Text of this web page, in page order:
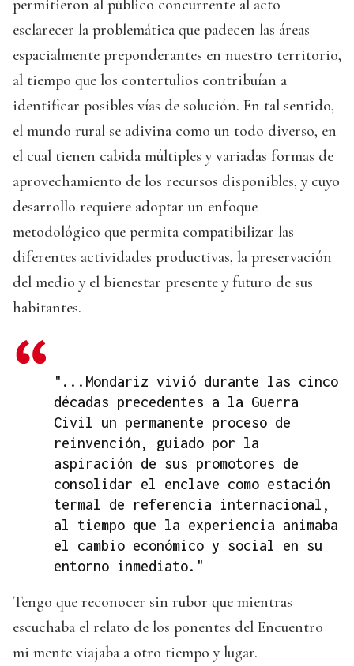
permitieron al público concurrente al acto
esclarecer la problemática que padecen las áreas
espacialmente preponderantes en nuestro territorio,
al tiempo que los contertulios contribuían a
identificar posibles vías de solución. En tal sentido,
el mundo rural se adivina como un todo diverso, en
el cual tienen cabida múltiples y variadas formas de
aprovechamiento de los recursos disponibles, y cuyo
desarrollo requiere adoptar un enfoque
metodológico que permita compatibilizar las
diferentes actividades productivas, la preservación
del medio y el bienestar presente y futuro de sus
habitantes.
"...Mondariz vivió durante las cinco
décadas precedentes a la Guerra
Civil un permanente proceso de
reinvención, guiado por la
aspiración de sus promotores de
consolidar el enclave como estación
termal de referencia internacional,
al tiempo que la experiencia animaba
el cambio económico y social en su
entorno inmediato."
Tengo que reconocer sin rubor que mientras
escuchaba el relato de los ponentes del Encuentro
mi mente viajaba a otro tiempo y lugar.